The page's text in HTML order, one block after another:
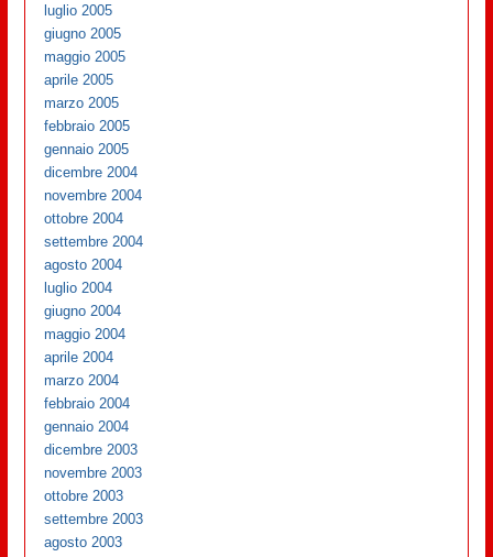
luglio 2005
giugno 2005
maggio 2005
aprile 2005
marzo 2005
febbraio 2005
gennaio 2005
dicembre 2004
novembre 2004
ottobre 2004
settembre 2004
agosto 2004
luglio 2004
giugno 2004
maggio 2004
aprile 2004
marzo 2004
febbraio 2004
gennaio 2004
dicembre 2003
novembre 2003
ottobre 2003
settembre 2003
agosto 2003